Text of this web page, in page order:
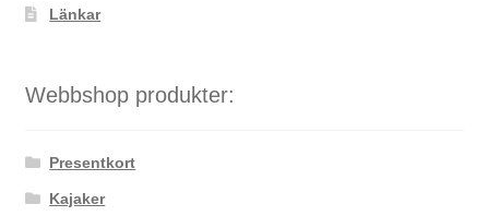
Länkar
Webbshop produkter:
Presentkort
Kajaker